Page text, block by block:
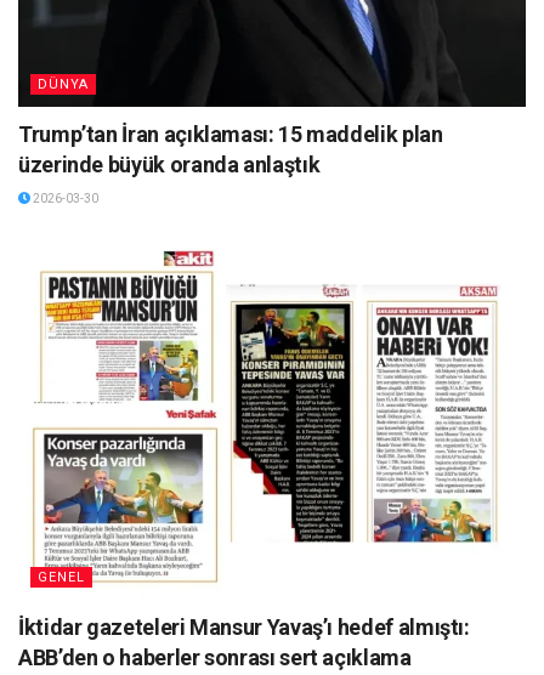
DÜNYA
Trump’tan İran açıklaması: 15 maddelik plan
üzerinde büyük oranda anlaştık
2026-03-30
GENEL
İktidar gazeteleri Mansur Yavaş’ı hedef almıştı:
ABB’den o haberler sonrası sert açıklama